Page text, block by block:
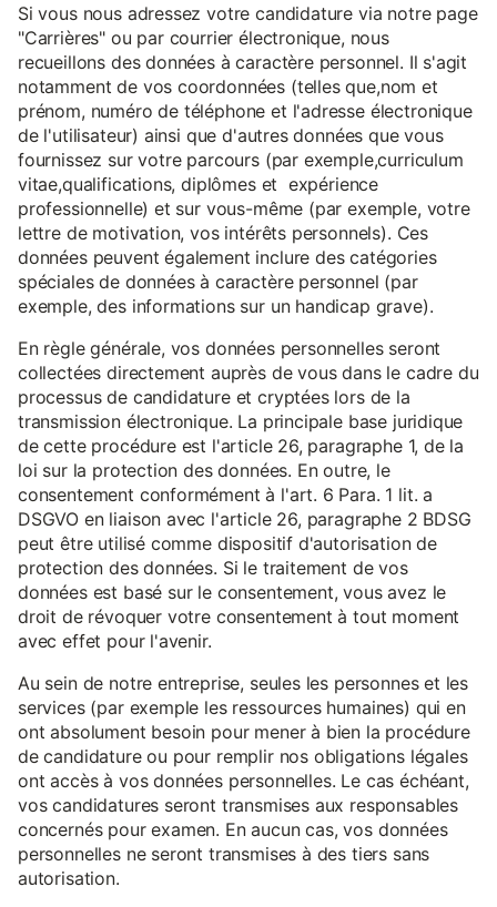
Si vous nous adressez votre candidature via notre page
"Carrières" ou par courrier électronique, nous
recueillons des données à caractère personnel. Il s'agit
notamment de vos coordonnées (telles que,nom et
prénom, numéro de téléphone et l'adresse électronique
de l'utilisateur) ainsi que d'autres données que vous
fournissez sur votre parcours (par exemple,curriculum
vitae,qualifications, diplômes et expérience
professionnelle) et sur vous-même (par exemple, votre
lettre de motivation, vos intérêts personnels). Ces
données peuvent également inclure des catégories
spéciales de données à caractère personnel (par
exemple, des informations sur un handicap grave).
En règle générale, vos données personnelles seront
collectées directement auprès de vous dans le cadre du
processus de candidature et cryptées lors de la
transmission électronique. La principale base juridique
de cette procédure est l'article 26, paragraphe 1, de la
loi sur la protection des données. En outre, le
consentement conformément à l'art. 6 Para. 1 lit. a
DSGVO en liaison avec l'article 26, paragraphe 2 BDSG
peut être utilisé comme dispositif d'autorisation de
protection des données. Si le traitement de vos
données est basé sur le consentement, vous avez le
droit de révoquer votre consentement à tout moment
avec effet pour l'avenir.
Au sein de notre entreprise, seules les personnes et les
services (par exemple les ressources humaines) qui en
ont absolument besoin pour mener à bien la procédure
de candidature ou pour remplir nos obligations légales
ont accès à vos données personnelles. Le cas échéant,
vos candidatures seront transmises aux responsables
concernés pour examen. En aucun cas, vos données
personnelles ne seront transmises à des tiers sans
autorisation.